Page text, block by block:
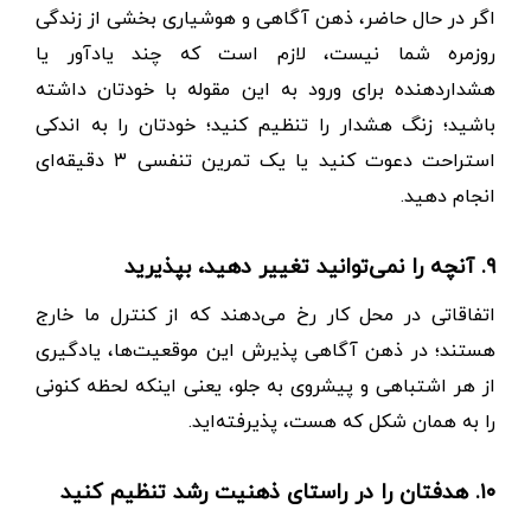
اگر در حال حاضر، ذهن آگاهی و هوشیاری بخشی از زندگی
روزمره شما نیست، لازم است که چند یادآور یا
هشداردهنده برای ورود به این مقوله با خودتان داشته
باشید؛ زنگ هشدار را تنظیم کنید؛ خودتان را به اندکی
استراحت دعوت کنید یا یک تمرین تنفسی ۳ دقیقه‌ای
انجام دهید.
۹. آنچه را نمی‌توانید تغییر دهید، بپذیرید
اتفاقاتی در محل کار رخ می‌دهند که از کنترل ما خارج
هستند؛ در ذهن آگاهی پذیرش این موقعیت‌ها، یادگیری
از هر اشتباهی و پیشروی به جلو، یعنی اینکه لحظه کنونی
را به همان شکل که هست، پذیرفته‌اید.
۱۰. هدفتان را در راستای ذهنیت رشد تنظیم کنید